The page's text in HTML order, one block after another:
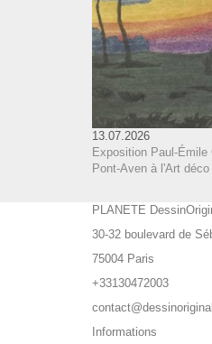
13.07.2026
Exposition Paul-Émile
Pont-Aven à l'Art déco
PLANETE
30-32 boulevard de
75004 Paris
+33130472003
Informations